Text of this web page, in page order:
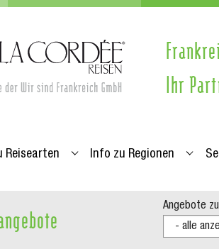
Ihr
Reisearten Submenu for "Info zu
Info zu Regionen
Angebote